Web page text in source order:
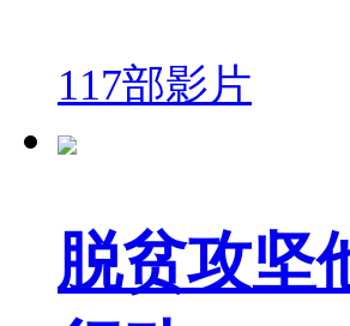
117部影片
脱贫攻坚